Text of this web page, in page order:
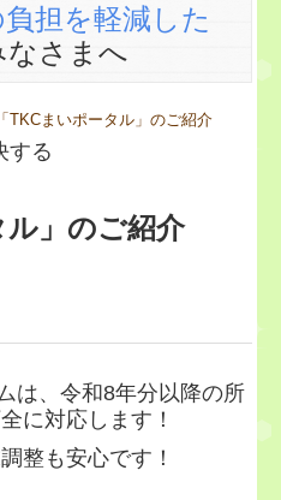
担を軽減した
なさまへ
する
ル」のご紹介
は、令和8年分以降の所
に対応します！
整も安心です！